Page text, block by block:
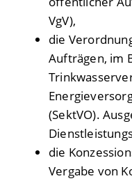
VgV),
die
Aufträgen, im
(SektVO).
die
Vergabe von